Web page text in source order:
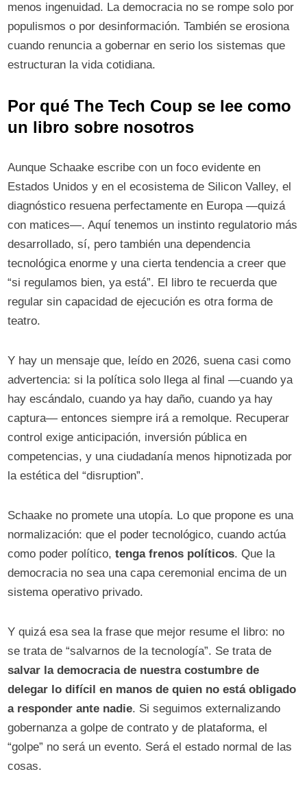
menos ingenuidad. La democracia no se rompe solo por
populismos o por desinformación. También se erosiona
cuando renuncia a gobernar en serio los sistemas que
estructuran la vida cotidiana.
Por qué The Tech Coup se lee como
un libro sobre nosotros
Aunque Schaake escribe con un foco evidente en
Estados Unidos y en el ecosistema de Silicon Valley, el
diagnóstico resuena perfectamente en Europa —quizá
con matices—. Aquí tenemos un instinto regulatorio más
desarrollado, sí, pero también una dependencia
tecnológica enorme y una cierta tendencia a creer que
“si regulamos bien, ya está”. El libro te recuerda que
regular sin capacidad de ejecución es otra forma de
teatro.
Y hay un mensaje que, leído en 2026, suena casi como
advertencia: si la política solo llega al final —cuando ya
hay escándalo, cuando ya hay daño, cuando ya hay
captura— entonces siempre irá a remolque. Recuperar
control exige anticipación, inversión pública en
competencias, y una ciudadanía menos hipnotizada por
la estética del “disruption”.
Schaake no promete una utopía. Lo que propone es una
normalización: que el poder tecnológico, cuando actúa
como poder político,tenga frenos políticos. Que la
democracia no sea una capa ceremonial encima de un
sistema operativo privado.
Y quizá esa sea la frase que mejor resume el libro: no
se trata de “salvarnos de la tecnología”. Se trata de
salvar la democracia de nuestra costumbre de
delegar lo difícil en manos de quien no está obligado
a responder ante nadie. Si seguimos externalizando
gobernanza a golpe de contrato y de plataforma, el
“golpe” no será un evento. Será el estado normal de las
cosas.